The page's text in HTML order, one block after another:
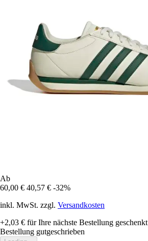
Ab
60,00 € 40,57 € -32%
inkl. MwSt. zzgl. Versandkosten
+2,03 € für Ihre nächste Bestellung geschenkt
Bestellung gutgeschrieben